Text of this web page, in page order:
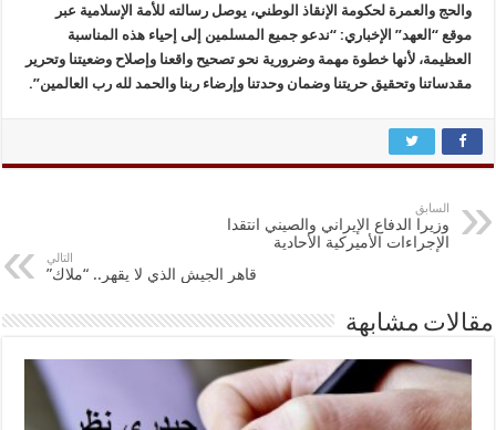
والحج والعمرة لحكومة الإنقاذ الوطني، يوصل رسالته للأمة الإسلامية عبر
موقع “العهد” الإخباري: “ندعو جميع المسلمين إلى إحياء هذه المناسبة
العظيمة، لأنها خطوة مهمة وضرورية نحو تصحيح واقعنا وإصلاح وضعيتنا وتحرير
مقدساتنا وتحقيق حريتنا وضمان وحدتنا وإرضاء ربنا والحمد لله رب العالمين”.
السابق
وزيرا الدفاع الإيراني والصيني انتقدا
الإجراءات الأميركية الأحادية
التالي
قاهر الجيش الذي لا يقهر.. “ملاك”
مقالات مشابهة